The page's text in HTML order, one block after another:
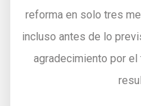
reforma en solo tres
incluso antes de lo
agradecimiento por